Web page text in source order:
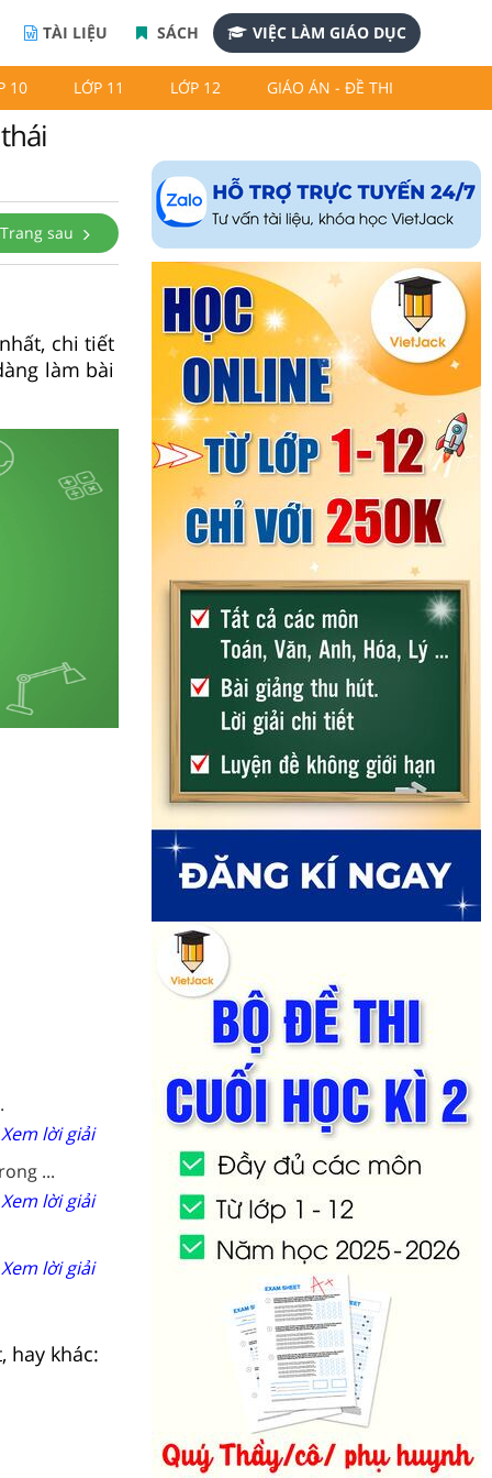
TÀI LIỆU SÁCH VIỆC LÀM GIÁO DỤC
10 LỚP 11 LỚP 12 GIÁO ÁN - ĐỀ THI
Trang sau
chi tiết
làm bài
Xem lời giải
...
Xem lời giải
Xem lời giải
hay khác: